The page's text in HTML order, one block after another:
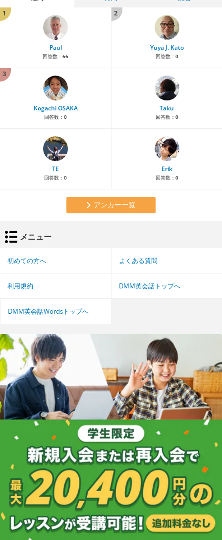
1
Paul
回答数： 66
2
Yuya J. Kato
回答数： 0
3
Kogachi OSAKA
回答数： 0
Taku
回答数： 0
TE
回答数： 0
Erik
回答数： 0
アンカー一覧
メニュー
初めての方へ よくある質問
利用規約 DMM英会話トップへ
DMM英会話Wordsトップへ